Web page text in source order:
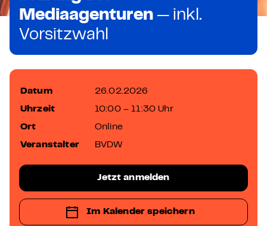
Mediaagenturen — inkl.
Vorsitzwahl
Datum 26.02.2026
Uhrzeit 10:00 – 11:30 Uhr
Ort Online
Veranstalter BVDW
Jetzt anmelden
Im Kalender speichern